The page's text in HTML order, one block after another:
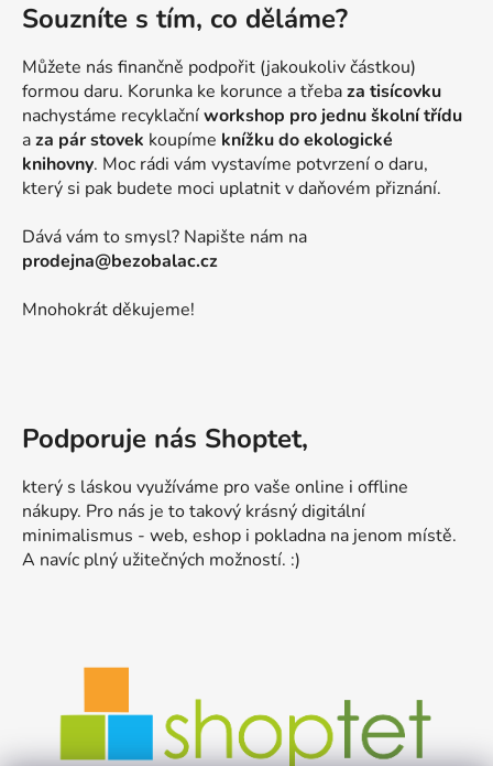
Souzníte s tím, co děláme?
Můžete nás finančně podpořit (jakoukoliv částkou)
formou daru. Korunka ke korunce a třebaza tisícovku
nachystáme recyklačníworkshop pro jednu školní třídu
aza pár stovek koupíme knížku do ekologické
knihovny. Moc rádi vám vystavíme potvrzení o daru,
který si pak budete moci uplatnit v daňovém přiznání.
Dává vám to smysl? Napište nám na
prodejna@bezobalac.cz
Mnohokrát děkujeme!
Podporuje nás Shoptet,
který s láskou využíváme pro vaše online i offline
nákupy. Pro nás je to takový krásný digitální
minimalismus - web, eshop i pokladna na jenom místě.
A navíc plný užitečných možností. :)